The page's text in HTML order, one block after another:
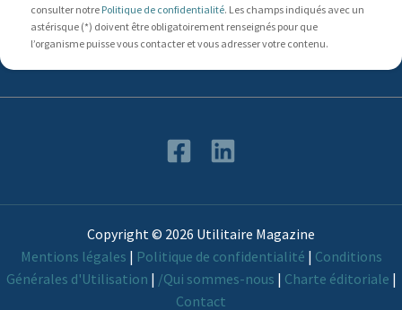
consulter notre Politique de confidentialité. Les champs indiqués avec un
astérisque (*) doivent être obligatoirement renseignés pour que
l’organisme puisse vous contacter et vous adresser votre contenu.
Copyright © 2026 Utilitaire Magazine
Mentions légales | Politique de confidentialité | Conditions
Générales d'Utilisation | /Qui sommes-nous | Charte éditoriale |
Contact